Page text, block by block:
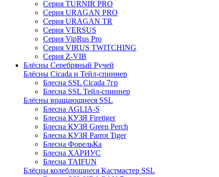
Серия TURNIR PRO
Серия URAGAN PRO
Серия URAGAN TR
Серия VERSUS
Серия VipRus Pro
Серия VIRUS TWITCHING
Серия Z-VIB
Блёсны Серебряный Ручей
Блёсны Cicada и Тейл-спиннер
Блесна SSL Cicada 7гр
Блесна SSL Тейл-спиннер
Блёсны вращающиеся SSL
Блесна AGLIA-S
Блесна КУЗЯ Firetiger
Блесна КУЗЯ Green Perch
Блесна КУЗЯ Parrot Tiger
Блесна ФорельКа
Блесна ХАРИУС
Блесна TAIFUN
Блёсны колеблющиеся Кастмастер SSL